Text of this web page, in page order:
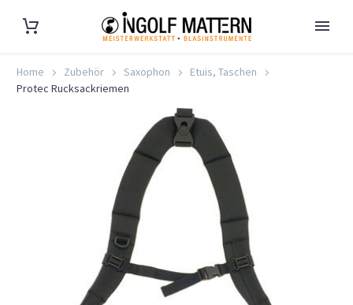
Home Zubehör Saxophon
Etuis, Taschen
Protec Rucksackriemen